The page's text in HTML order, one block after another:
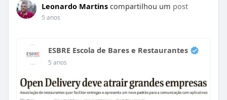
Leonardo Martins compartilhou um post
5 anos
ESBRE Escola de Bares e Restaurantes
5 anos